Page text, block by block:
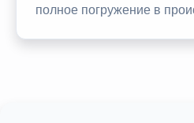
полное погружение в